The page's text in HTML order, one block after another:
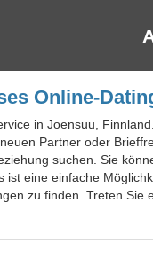
Online-
in Joensuu,
Partner oder
suchen. Sie
eine einfache
zu finden. Treten